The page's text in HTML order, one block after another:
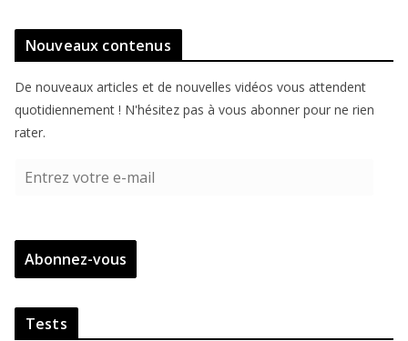
Nouveaux contenus
De nouveaux articles et de nouvelles vidéos vous attendent
quotidiennement ! N'hésitez pas à vous abonner pour ne rien
rater.
r
z
v
Abonnez-vous
Tests